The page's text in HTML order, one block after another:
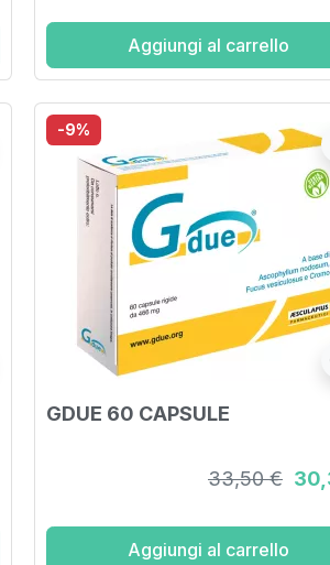
Aggiungi al carrello
-9%
GDUE 60 CAPSULE
33,50 €
Aggiungi al carrello